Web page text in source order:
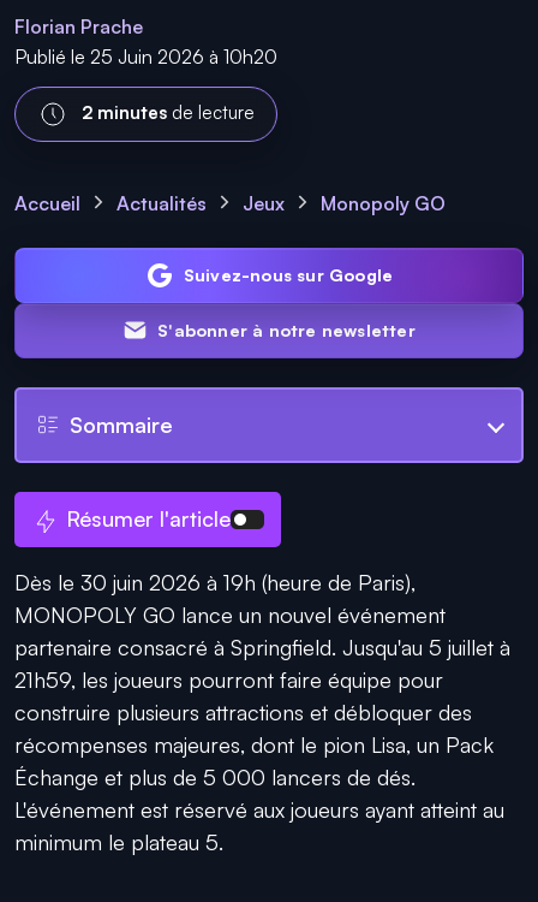
Florian Prache
Publié le 25 Juin 2026 à 10h20
2 minutesde lecture
Accueil Actualités Jeux Monopoly GO
Suivez-nous sur Google
S'abonner à notre newsletter
Sommaire
Résumer l'article
Dès le 30 juin 2026 à 19h (heure de Paris),
MONOPOLY GO lance un nouvel événement
partenaire consacré à Springfield. Jusqu'au 5 juillet à
21h59, les joueurs pourront faire équipe pour
construire plusieurs attractions et débloquer des
récompenses majeures, dont le pion Lisa, un Pack
Échange et plus de 5 000 lancers de dés.
L'événement est réservé aux joueurs ayant atteint au
minimum le plateau 5.